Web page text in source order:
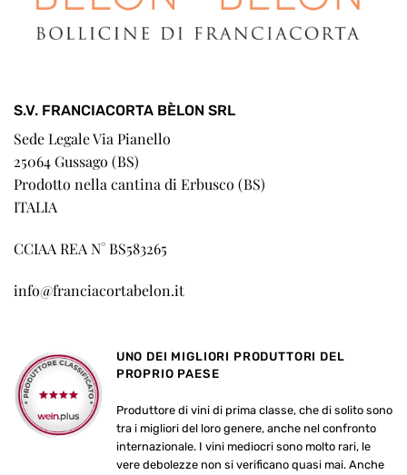
S.V. FRANCIACORTA BÈLON SRL
Sede Legale Via Pianello
25064 Gussago (BS)
Prodotto nella cantina di Erbusco (BS)
ITALIA
CCIAA REA N° BS583265
info@franciacortabelon.it
UNO DEI MIGLIORI PRODUTTORI DEL
PROPRIO PAESE
Produttore di vini di prima classe, che di solito sono
tra i migliori del loro genere, anche nel confronto
internazionale. I vini mediocri sono molto rari, le
vere debolezze non si verificano quasi mai. Anche